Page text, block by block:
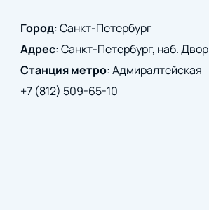
Город:Санкт-Петербург
Адрес:Санкт-Петербург, наб.
Станция метро:Адмиралтейская
+7 (812) 509-65-10